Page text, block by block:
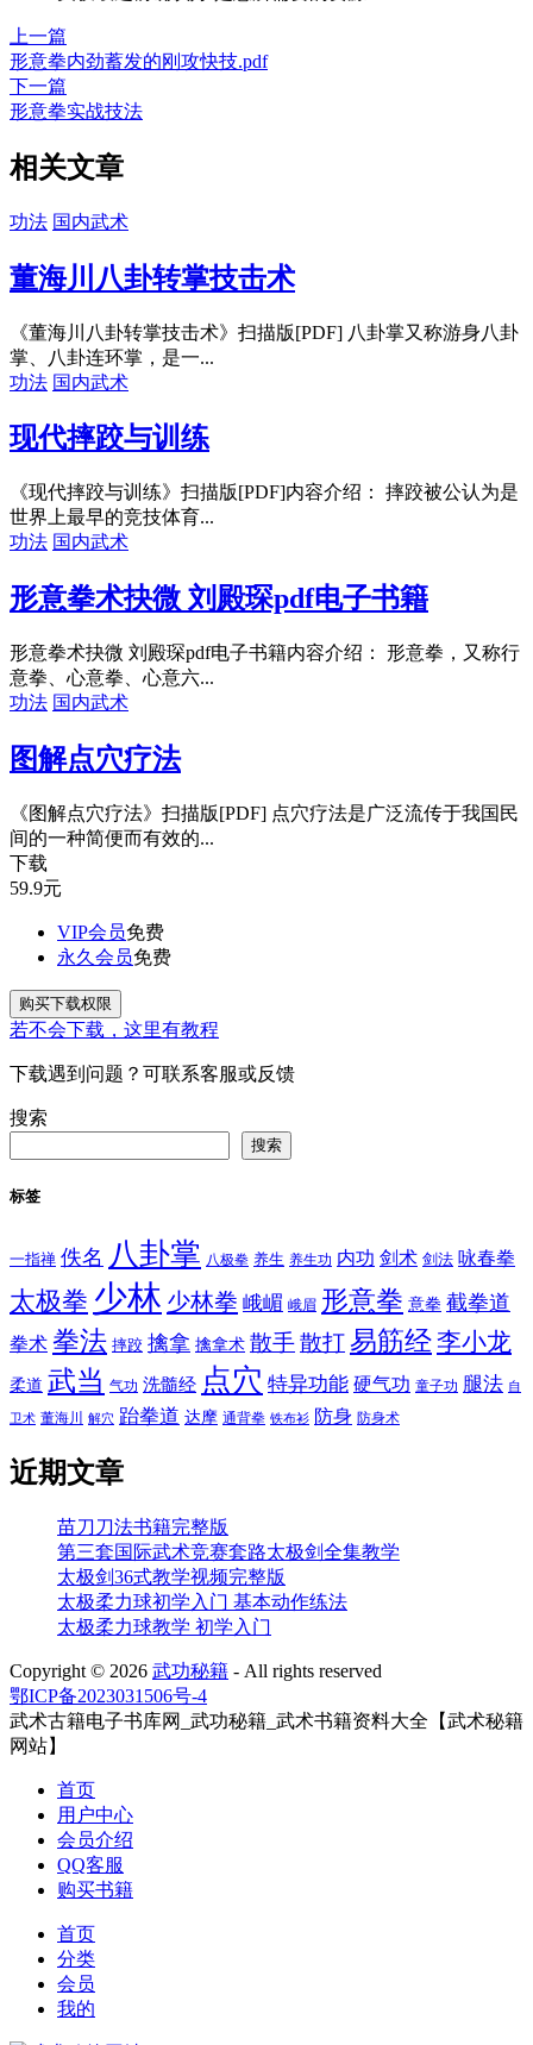
上一篇
形意拳内劲蓄发的刚攻快技.pdf
下一篇
形意拳实战技法
相关文章
功法 国内武术
董海川八卦转掌技击术
《董海川八卦转掌技击术》扫描版[PDF] 八卦掌又称游身八卦
掌、八卦连环掌，是一...
功法 国内武术
现代摔跤与训练
《现代摔跤与训练》扫描版[PDF]内容介绍： 摔跤被公认为是
世界上最早的竞技体育...
功法 国内武术
形意拳术抉微 刘殿琛pdf电子书籍
形意拳术抉微 刘殿琛pdf电子书籍内容介绍： 形意拳，又称行
意拳、心意拳、心意六...
功法 国内武术
图解点穴疗法
《图解点穴疗法》扫描版[PDF] 点穴疗法是广泛流传于我国民
间的一种简便而有效的...
下载
59.9元
VIP会员免费
永久会员免费
购买下载权限
若不会下载，这里有教程
下载遇到问题？可联系客服或反馈
搜索
搜索
标签
一指禅 佚名 八卦掌 八极拳 养生 养生功 内功 剑术 剑法 咏春拳
太极拳 少林 少林拳 峨嵋 峨眉 形意拳 意拳 截拳道
拳术 拳法 摔跤 擒拿 擒拿术 散手散打易筋经李小龙
柔道 武当 气功 洗髓经 点穴 特异功能 硬气功 童子功 腿法 自
卫术 董海川 解穴 跆拳道 达摩 通背拳 铁布衫 防身 防身术
近期文章
苗刀刀法书籍完整版
第三套国际武术竞赛套路太极剑全集教学
太极剑36式教学视频完整版
太极柔力球初学入门 基本动作练法
太极柔力球教学 初学入门
Copyright © 2026 武功秘籍 - All rights reserved
鄂ICP备2023031506号-4
武术古籍电子书库网_武功秘籍_武术书籍资料大全【武术秘籍
网站】
首页
用户中心
会员介绍
QQ客服
购买书籍
首页
分类
会员
我的